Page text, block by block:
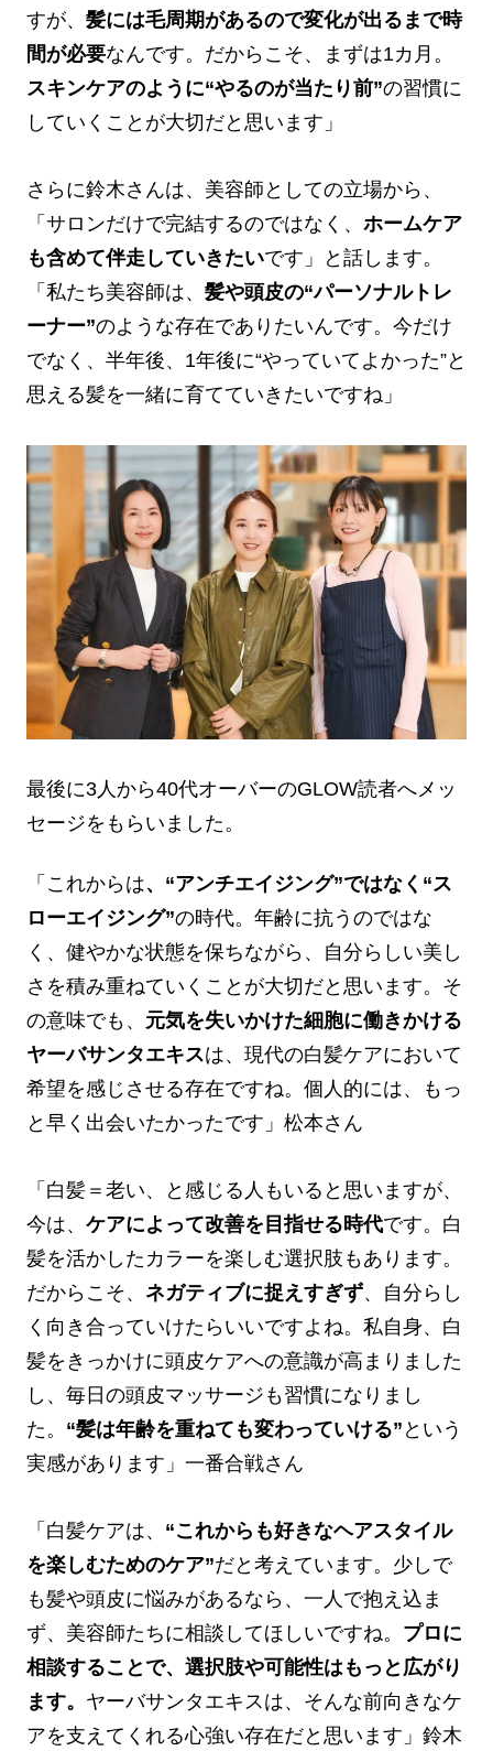
すが、 髪には毛周期があるので変化が出るまで時
間が必要なんです。だからこそ、まずは1カ月。
スキンケアのように“やるのが当たり前”の習慣に
していくことが大切だと思います」
さらに鈴木さんは、美容師としての立場から、
「サロンだけで完結するのではなく、 ホームケア
も含めて伴走していきたいです」と話します。
「私たち美容師は、 髪や頭皮の“パーソナルトレ
ーナー”のような存在でありたいんです。今だけ
でなく、半年後、1年後に“やっていてよかった”と
思える髪を一緒に育てていきたいですね」
最後に3人から40代オーバーのGLOW読者へメッ
セージをもらいました。
「これからは、“アンチエイジング”ではなく“ス
ローエイジング”の時代。年齢に抗うのではな
く、健やかな状態を保ちながら、自分らしい美し
さを積み重ねていくことが大切だと思います。そ
の意味でも、 元気を失いかけた細胞に働きかける
ヤーバサンタエキスは、現代の白髪ケアにおいて
希望を感じさせる存在ですね。個人的には、もっ
と早く出会いたかったです」松本さん
「白髪＝老い、と感じる人もいると思いますが、
今は、 ケアによって改善を目指せる時代です。白
髪を活かしたカラーを楽しむ選択肢もあります。
だからこそ、 ネガティブに捉えすぎず、自分らし
く向き合っていけたらいいですよね。私自身、白
髪をきっかけに頭皮ケアへの意識が高まりました
し、毎日の頭皮マッサージも習慣になりまし
た。 “髪は年齢を重ねても変わっていける” という
実感があります」一番合戦さん
「白髪ケアは、 “これからも好きなヘアスタイル
を楽しむためのケア”だと考えています。 少しで
も髪や頭皮に悩みがあるなら、一人で抱え込ま
ず、美容師たちに相談してほしいですね。 プロに
相談することで、選択肢や可能性はもっと広がり
ます。 ヤーバサンタエキスは、そんな前向きなケ
アを支えてくれる心強い存在だと思います」鈴木